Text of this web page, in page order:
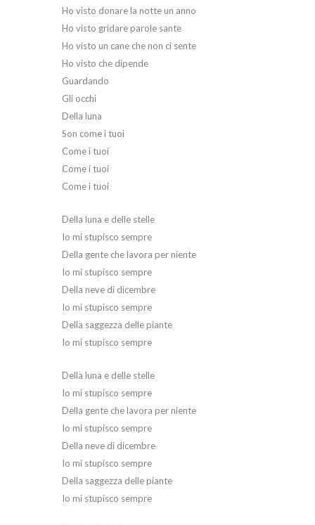
Ho visto donare la notte un anno
Ho visto gridare parole sante
Ho visto un cane che non ci sente
Ho visto che dipende
Guardando
Gli occhi
Della luna
Son come i tuoi
Come i tuoi
Come i tuoi
Come i tuoi
Della luna e delle stelle
Io mi stupisco sempre
Della gente che lavora per niente
Io mi stupisco sempre
Della neve di dicembre
Io mi stupisco sempre
Della saggezza delle piante
Io mi stupisco sempre
Della luna e delle stelle
Io mi stupisco sempre
Della gente che lavora per niente
Io mi stupisco sempre
Della neve di dicembre
Io mi stupisco sempre
Della saggezza delle piante
Io mi stupisco sempre